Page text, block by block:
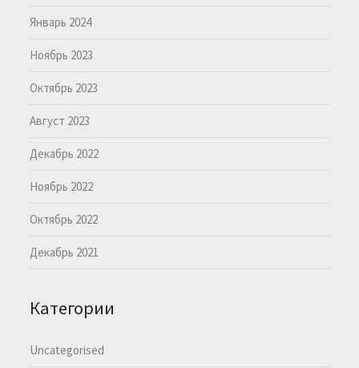
Январь 2024
Ноябрь 2023
Октябрь 2023
Август 2023
Декабрь 2022
Ноябрь 2022
Октябрь 2022
Декабрь 2021
Категории
Uncategorised